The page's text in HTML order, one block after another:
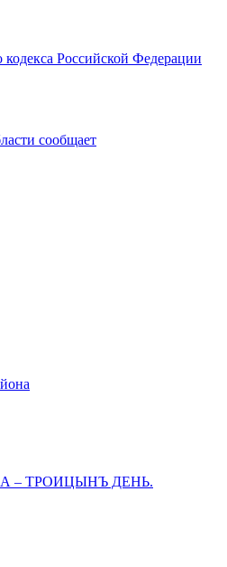
Российской Федерации
сообщает
– ТРОИЦЫНЪ ДЕНЬ.